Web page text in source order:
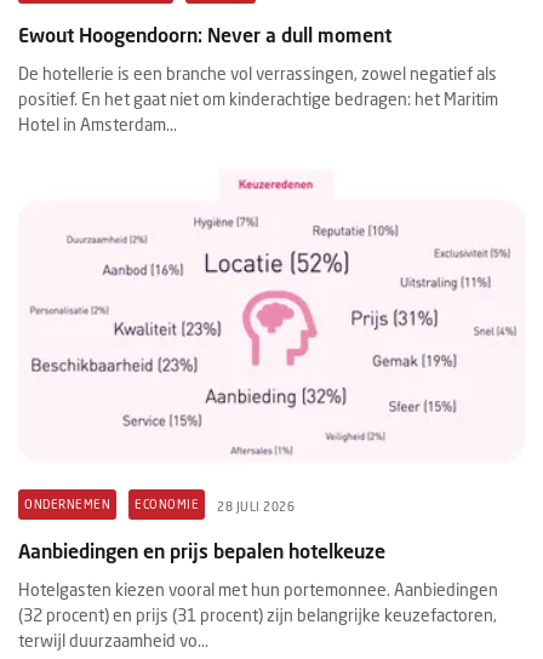
Ewout Hoogendoorn: Never a dull moment
De hotellerie is een branche vol verrassingen, zowel negatief als
positief. En het gaat niet om kinderachtige bedragen: het Maritim
Hotel in Amsterdam...
ONDERNEMEN ECONOMIE 28 JULI 2026
Aanbiedingen en prijs bepalen hotelkeuze
Hotelgasten kiezen vooral met hun portemonnee. Aanbiedingen
(32 procent) en prijs (31 procent) zijn belangrijke keuzefactoren,
terwijl duurzaamheid vo...